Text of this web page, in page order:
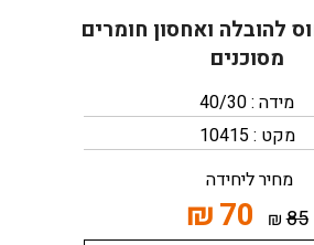
להובלה ואחסון חומרים
מסוכנים
מידה : 40/30
מקט : 10415
מחיר ליחידה
85
₪
70
₪